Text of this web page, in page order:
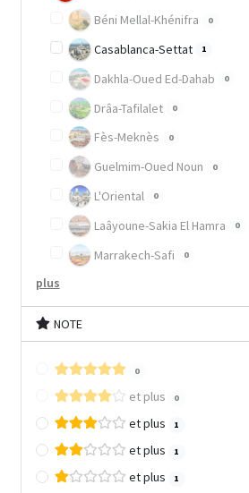
Béni Mellal-Khénifra 0
Casablanca-Settat 1
Dakhla-Oued Ed-Dahab 0
Drâa-Tafilalet 0
Fès-Meknès 0
Guelmim-Oued Noun 0
L'Oriental 0
Laâyoune-Sakia El Hamra 0
Marrakech-Safi 0
plus
NOTE
0
et plus 0
et plus 1
et plus 1
et plus 1